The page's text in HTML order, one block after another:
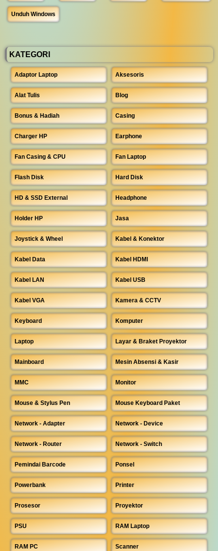
Unduh Windows
KATEGORI
Adaptor Laptop Aksesoris
Alat Tulis Blog
Bonus & Hadiah Casing
Charger HP Earphone
Fan Casing & CPU Fan Laptop
Flash Disk Hard Disk
HD & SSD External Headphone
Holder HP Jasa
Joystick & Wheel Kabel & Konektor
Kabel Data Kabel HDMI
Kabel LAN Kabel USB
Kabel VGA Kamera & CCTV
Keyboard Komputer
Laptop Layar & Braket Proyektor
Mainboard Mesin Absensi & Kasir
MMC Monitor
Mouse & Stylus Pen Mouse Keyboard Paket
Network - Adapter Network - Device
Network - Router Network - Switch
Pemindai Barcode Ponsel
Powerbank Printer
Prosesor Proyektor
PSU RAM Laptop
RAM PC Scanner